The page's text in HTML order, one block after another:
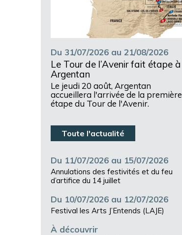
Du 31/07/2026 au 21/08/2026
Le Tour de l’Avenir fait étape à
Argentan
Le jeudi 20 août, Argentan
accueillera l'arrivée de la première
étape du Tour de l'Avenir.
Toute l'actualité
Du 11/07/2026 au 15/07/2026
Annulations des festivités et du feu
d’artifice du 14 juillet
Du 10/07/2026 au 12/07/2026
Festival les Arts J’Entends (LAJE)
À découvrir